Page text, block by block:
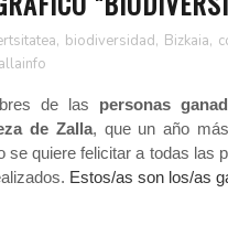
, biodiversidad, Bizkaia,
de las personas
de Zalla, que un año
se quiere felicitar a todas
Estos/as son los/as